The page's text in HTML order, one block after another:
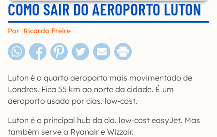
COMO SAIR DO AEROPORTO LUTON
Por Ricardo Freire
Luton é o quarto aeroporto mais movimentado de
Londres. Fica 55 km ao norte da cidade. É um
aeroporto usado por cias. low-cost.
Luton é o principal hub da cia. low-cost easyJet. Mas
também serve a Ryanair e Wizzair.